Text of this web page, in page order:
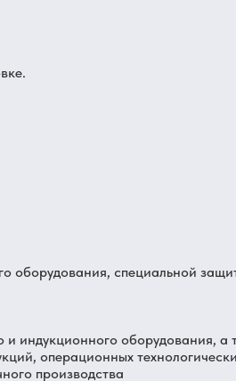
оборудования, специальной
индукционного оборудования,
операционных
производства